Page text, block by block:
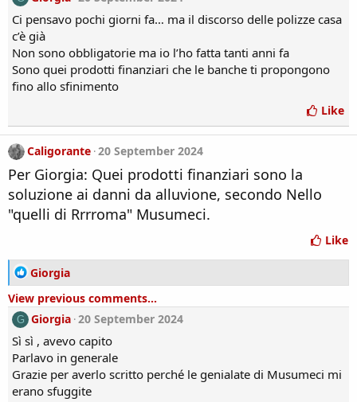
Ci pensavo pochi giorni fa… ma il discorso delle polizze casa
c’è già
Non sono obbligatorie ma io l’ho fatta tanti anni fa
Sono quei prodotti finanziari che le banche ti propongono
fino allo sfinimento
Like
Caligorante 20 September 2024
Per Giorgia: Quei prodotti finanziari sono la
soluzione ai danni da alluvione, secondo Nello
"quelli di Rrrroma" Musumeci.
Like
R
e
a
c
t
i
o
n
s
Giorgia
View previous comments...
G Giorgia 20 September 2024
Sì sì , avevo capito
Parlavo in generale
Grazie per averlo scritto perché le genialate di Musumeci mi
erano sfuggite